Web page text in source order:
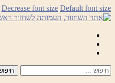
לדלג
לתוכן
Decrease font size Default font size